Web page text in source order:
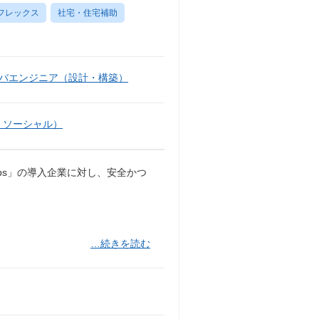
レックス 社宅・住宅補助
エンジニア（設計・構築）
ーシャル）
」の導入企業に対し、安全かつ
…続きを読む